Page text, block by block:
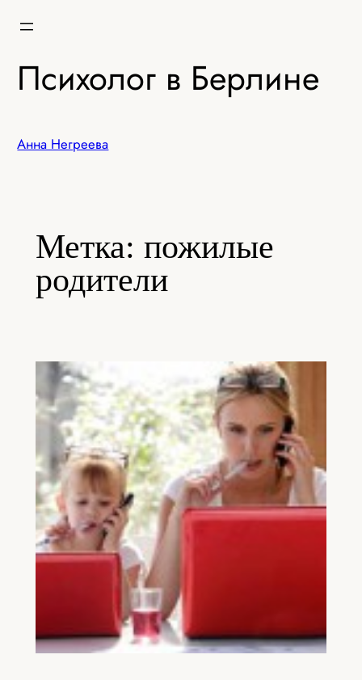
Психолог в Берлине
Анна Негреева
Метка: пожилые
родители